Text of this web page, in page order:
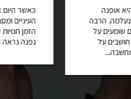
כאשר היום אנו קונים עם
העיניים ומסביבנו נמצאות כל
הזמן חנויות שונות או לאן שלא
נפנה נראה איזה חלון ראווה...